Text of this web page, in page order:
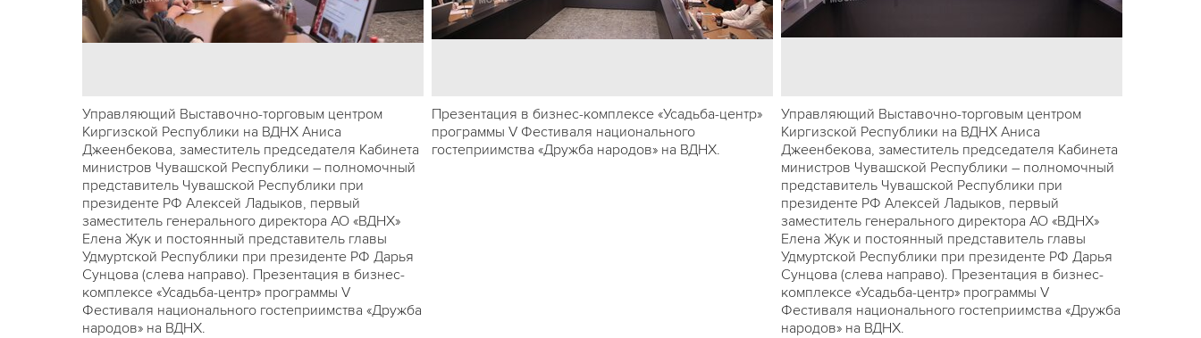
Управляющий Выставочно-торговым центром
Киргизской Республики на ВДНХ Аниса
Джеенбекова, заместитель председателя Кабинета
министров Чувашской Республики – полномочный
представитель Чувашской Республики при
президенте РФ Алексей Ладыков, первый
заместитель генерального директора АО «ВДНХ»
Елена Жук и постоянный представитель главы
Удмуртской Республики при президенте РФ Дарья
Сунцова (слева направо). Презентация в бизнес-
комплексе «Усадьба-центр» программы V
Фестиваля национального гостеприимства «Дружба
народов» на ВДНХ.
Презентация в бизнес-комплексе «Усадьба-центр»
программы V Фестиваля национального
гостеприимства «Дружба народов» на ВДНХ.
Управляющий Выставочно-торговым центром
Киргизской Республики на ВДНХ Аниса
Джеенбекова, заместитель председателя Кабинета
министров Чувашской Республики – полномочный
представитель Чувашской Республики при
президенте РФ Алексей Ладыков, первый
заместитель генерального директора АО «ВДНХ»
Елена Жук и постоянный представитель главы
Удмуртской Республики при президенте РФ Дарья
Сунцова (слева направо). Презентация в бизнес-
комплексе «Усадьба-центр» программы V
Фестиваля национального гостеприимства «Дружба
народов» на ВДНХ.